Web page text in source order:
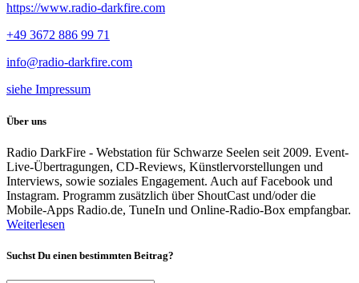
https://www.radio-darkfire.com
+49 3672 886 99 71
info@radio-darkfire.com
siehe Impressum
Über uns
Radio DarkFire - Webstation für Schwarze Seelen seit 2009. Event-
Live-Übertragungen, CD-Reviews, Künstlervorstellungen und
Interviews, sowie soziales Engagement. Auch auf Facebook und
Instagram. Programm zusätzlich über ShoutCast und/oder die
Mobile-Apps Radio.de, TuneIn und Online-Radio-Box empfangbar.
Weiterlesen
Suchst Du einen bestimmten Beitrag?